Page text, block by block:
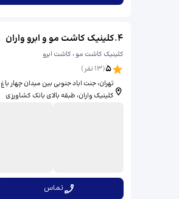
4
.کلینیک کاشت مو و ابرو واران
کلینیک کاشت مو ، کاشت ابرو
5
(
13 نفر)
کلینیک واران، ​طبقه بالای بانک کشاورزی
تماس